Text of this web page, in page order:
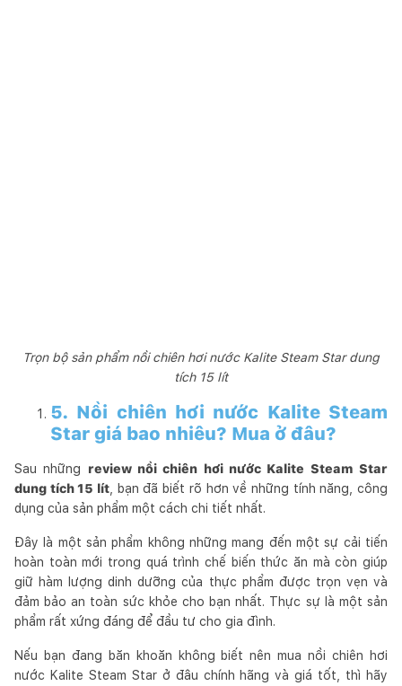
Trọn bộ sản phẩm nồi chiên hơi nước Kalite Steam Star dung
tích 15 lít
5. Nồi chiên hơi nước Kalite Steam
Star giá bao nhiêu? Mua ở đâu?
Sau những review nồi chiên hơi nước Kalite Steam Star
dung tích 15 lít , bạn đã biết rõ hơn về những tính năng, công
dụng của sản phẩm một cách chi tiết nhất.
Đây là một sản phẩm không những mang đến một sự cải tiến
hoàn toàn mới trong quá trình chế biến thức ăn mà còn giúp
giữ hàm lượng dinh dưỡng của thực phẩm được trọn vẹn và
đảm bảo an toàn sức khỏe cho bạn nhất. Thực sự là một sản
phẩm rất xứng đáng để đầu tư cho gia đình.
Nếu bạn đang băn khoăn không biết nên mua nồi chiên hơi
nước Kalite Steam Star ở đâu chính hãng và giá tốt, thì hãy